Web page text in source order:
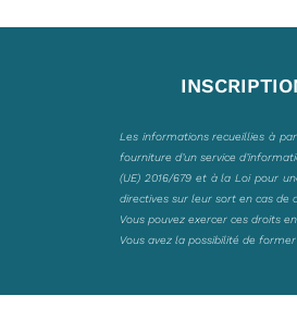
Les informations recueillies à
fourniture d’un service
(UE) 2016/679 et à la Loi pour
directives sur leur sort en cas de
Vous pouvez exercer ces droits
Vous avez la possibilité de